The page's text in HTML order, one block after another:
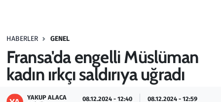
HABERLER GENEL
Fransa'da engelli Müslüman
kadın ırkçı saldırıya uğradı
YAKUP ALACA 08.12.2024 - 12:40 08.12.2024 - 12:59
Haber
Kültür Sanat
Kurumsal Haberler